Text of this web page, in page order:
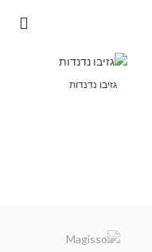
גזיבו נדנדות